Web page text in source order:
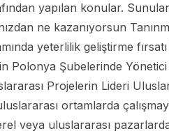
yapılan konular.
ne kazanıyorsun
yeterlilik geliştirme
Şubelerinde Yönetici
Projelerin Lideri
ortamlarda
veya uluslararası